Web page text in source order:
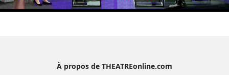
À propos de THEATREonline.com